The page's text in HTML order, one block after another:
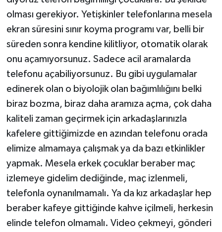
olması gerekiyor. Yetişkinler telefonlarına mesela
ekran süresini sınır koyma programı var, belli bir
süreden sonra kendine kilitliyor, otomatik olarak
onu açamıyorsunuz. Sadece acil aramalarda
telefonu açabiliyorsunuz. Bu gibi uygulamalar
edinerek olan o biyolojik olan bağımlılığını belki
biraz bozma, biraz daha aramıza açma, çok daha
kaliteli zaman geçirmek için arkadaşlarınızla
kafelere gittiğimizde en azından telefonu orada
elimize almamaya çalışmak ya da bazı etkinlikler
yapmak. Mesela erkek çocuklar beraber maç
izlemeye gidelim dediğinde, maç izlenmeli,
telefonla oynanılmamalı. Ya da kız arkadaşlar hep
beraber kafeye gittiğinde kahve içilmeli, herkesin
elinde telefon olmamalı. Video çekmeyi, gönderi